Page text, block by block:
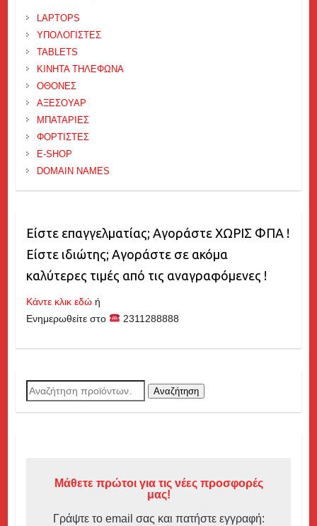
LAPTOPS
ΥΠΟΛΟΓΙΣΤΕΣ
TABLETS
ΚΙΝΗΤΑ ΤΗΛΕΦΩΝΑ
ΟΘΟΝΕΣ
ΑΞΕΣΟΥΑΡ
ΜΠΑΤΑΡΙΕΣ
ΦΟΡΤΙΣΤΕΣ
E-SHOP
DOMAIN NAMES
Είστε επαγγελματίας; Αγοράστε ΧΩΡΙΣ ΦΠΑ !
Είστε ιδιώτης; Αγοράστε σε ακόμα
καλύτερες τιμές από τις αναγραφόμενες !
Κάντε κλικ εδώή
Ενημερωθείτε στο
2311288888
Αναζήτηση
για:
Αναζήτηση
Μάθετε πρώτοι για τις νέες προσφορές
μας!
Γράψτε το email σας και πατήστε εγγραφή: